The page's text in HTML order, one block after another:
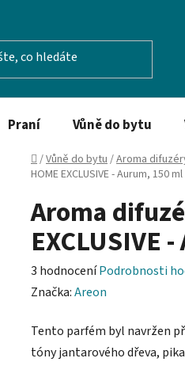
Praní Vůně do bytu
Domů
/Vůně do bytu/Aroma
HOME EXCLUSIVE - Aurum, 150 ml
Aroma
EXCLUSIVE
Průměrné
hodnocení
je
5,0
3 hodnoceníPodrobnosti
Značka:Areon
Tento parfém byl navržen
tóny jantarového dřeva,